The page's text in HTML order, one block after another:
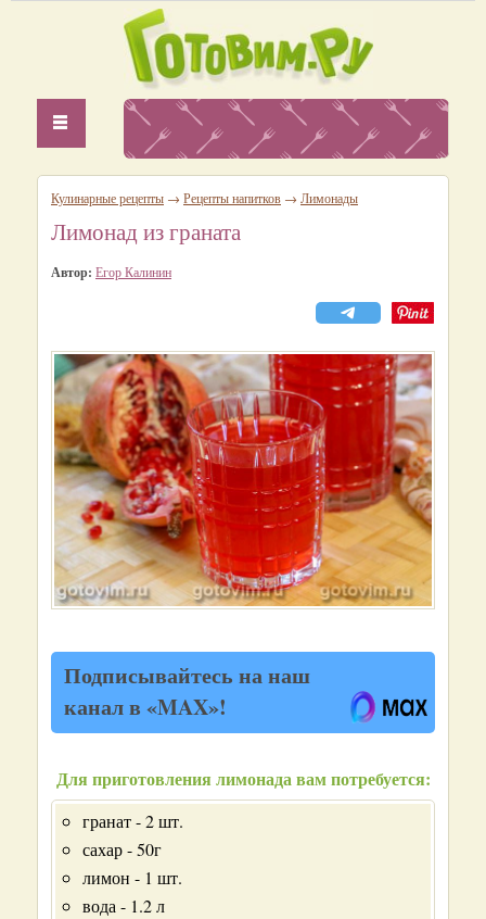
Кулинарные рецепты → Рецепты напитков → Лимонады
Лимонад из граната
Автор: Егор Калинин
Подписывайтесь на наш
канал в «MAX»!
Для приготовления лимонада вам потребуется:
гранат - 2 шт.
сахар - 50г
лимон - 1 шт.
вода - 1.2 л